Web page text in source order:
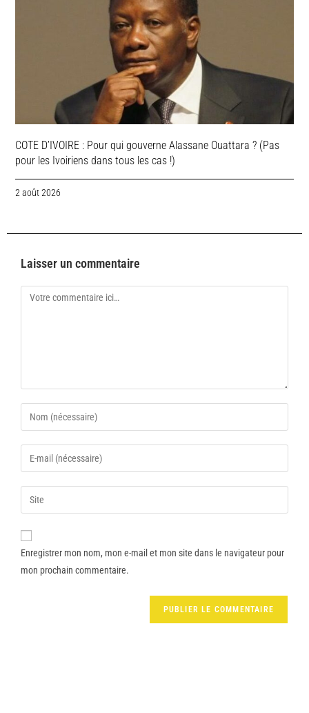
COTE D’IVOIRE : Pour qui gouverne Alassane Ouattara ? (Pas
pour les Ivoiriens dans tous les cas !)
2 août 2026
Laisser un commentaire
Enregistrer mon nom, mon e-mail et mon site dans le navigateur pour
mon prochain commentaire.